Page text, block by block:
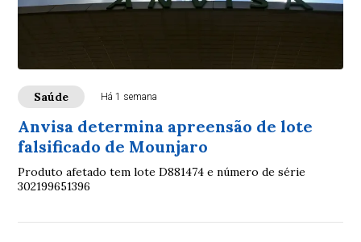
Saúde Há 1 semana
Anvisa determina apreensão de lote
falsificado de Mounjaro
Produto afetado tem lote D881474 e número de série
302199651396